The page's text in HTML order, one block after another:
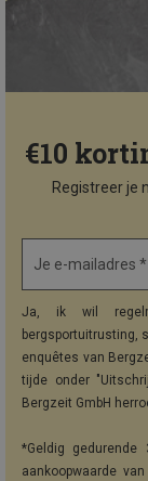
€10
Registreer je
Je e-mailadres *
Ja, ik wil
bergsportuitrusting,
enquêtes van
tijde onder
Bergzeit GmbH
*Geldig
aankoopwaarde